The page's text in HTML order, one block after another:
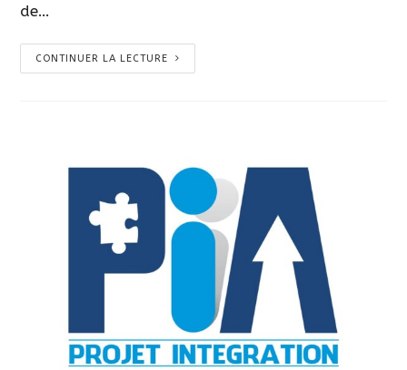
de…
CONTINUER LA LECTURE